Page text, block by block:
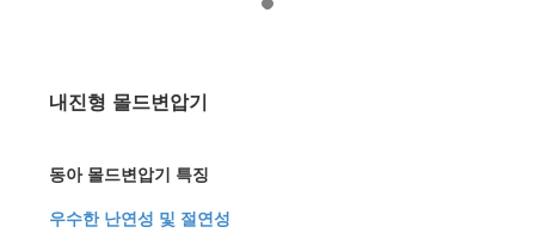
내진형 몰드변압기
동아 몰드변압기 특징
우수한 난연성 및 절연성